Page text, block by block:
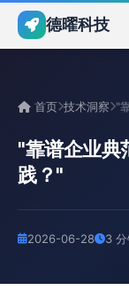
德曜科技
首页 技术洞察
"靠谱企业典
践？"
2026-06-28 3